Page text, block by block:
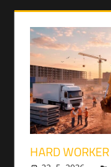
HARD WORKER